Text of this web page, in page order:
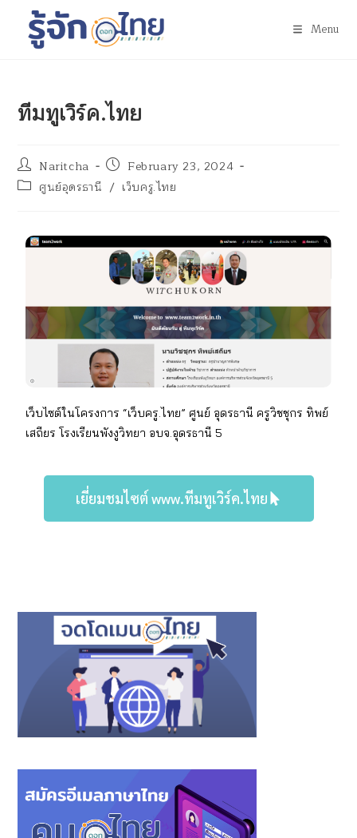
Menu
ทีมทูเวิร์ค.ไทย
Naritcha
February 23, 2024
ศูนย์อุดรธานี / เว็บครู.ไทย
เว็บไซต์ในโครงการ “เว็บครู.ไทย” ศูนย์ อุดรธานี ครูวิชชุกร ทิพย์
เสถียรโรงเรียนพังงูวิทยา อบจ.อุดรธานี 5
เยี่ยมชมไซต์ www.ทีมทูเวิร์ค.ไทย